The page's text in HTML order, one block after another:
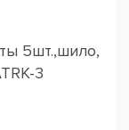
5шт.,шило,
3